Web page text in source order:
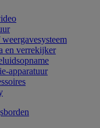
en verrekijker
apparatuur